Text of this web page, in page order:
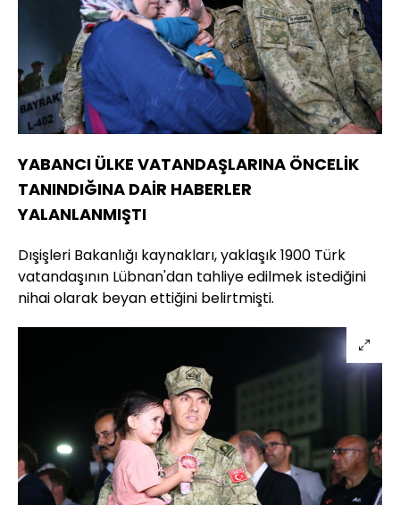
YABANCI ÜLKE VATANDAŞLARINA ÖNCELİK
TANINDIĞINA DAİR HABERLER
YALANLANMIŞTI
Dışişleri Bakanlığı kaynakları, yaklaşık 1900 Türk
vatandaşının Lübnan'dan tahliye edilmek istediğini
nihai olarak beyan ettiğini belirtmişti.